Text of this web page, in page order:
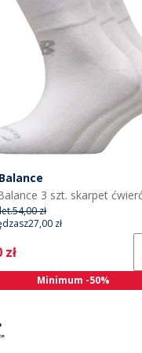
54,00 zł
27,00 zł
zł
Minimum -50%